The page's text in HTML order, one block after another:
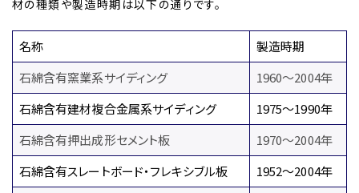
材の種類や製造時期は以下の通りです。
名称
製造時期
石綿含有窯業系サイディング
1960～2004年
石綿含有建材複合金属系サイディング
1975～1990年
石綿含有押出成形セメント板
1970～2004年
石綿含有スレートボード・フレキシブル板
1952～2004年